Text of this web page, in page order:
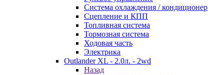
Система охлаждения / кондиционер
Сцепление и КПП
Топливная система
Тормозная система
Ходовая часть
Электрика
Outlander XL - 2.0л. - 2wd
Назад